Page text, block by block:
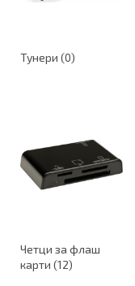
Тунери (0)
Четци за флаш
карти (12)